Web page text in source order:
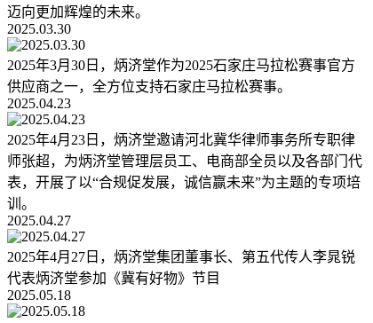
迈向更加辉煌的未来。
2025.03.30
2025年3月30日，炳济堂作为2025石家庄马拉松赛事官方
供应商之一，全方位支持石家庄马拉松赛事。
2025.04.23
2025年4月23日，炳济堂邀请河北冀华律师事务所专职律
师张超，为炳济堂管理层员工、电商部全员以及各部门代
表，开展了以“合规促发展，诚信赢未来”为主题的专项培
训。
2025.04.27
2025年4月27日，炳济堂集团董事长、第五代传人李晁锐
代表炳济堂参加《冀有好物》节目
2025.05.18